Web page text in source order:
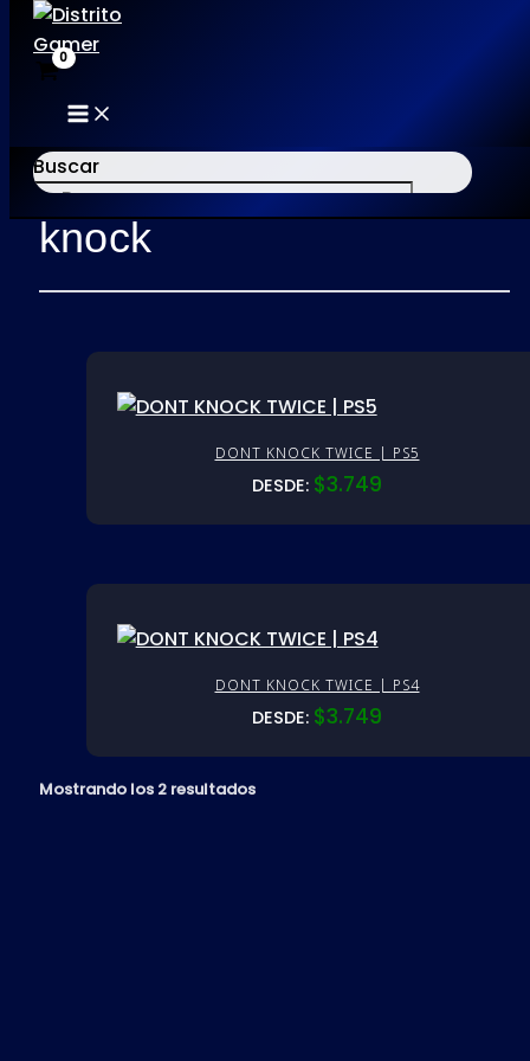
al
contenido
MAIN
MENU
Buscar
×
Inicio/ Productos etiquetados “knock”
knock
DONT KNOCK TWICE | PS5
DESDE: $3.749
DONT KNOCK TWICE | PS4
DESDE: $3.749
Mostrando los 2 resultados